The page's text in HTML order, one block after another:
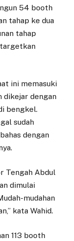
54 booth
tahap ke dua
tahap
ini memasuki
dikejar dengan
bengkel.
sudah
dengan
Tengah Abdul
dimulai
mudahan
kata Wahid.
113 booth